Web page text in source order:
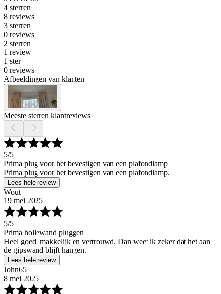
4 sterren
8 reviews
3 sterren
0 reviews
2 sterren
1 review
1 ster
0 reviews
Afbeeldingen van klanten
Meeste sterren klantreviews
5/5
Prima plug voor het bevestigen van een plafondlamp
Prima plug voor het bevestigen van een plafondlamp.
Lees hele review
Wout
19 mei 2025
5/5
Prima hollewand pluggen
Heel goed, makkelijk en vertrouwd. Dan weet ik zeker dat het aan
de gipswand blijft hangen.
Lees hele review
John65
8 mei 2025